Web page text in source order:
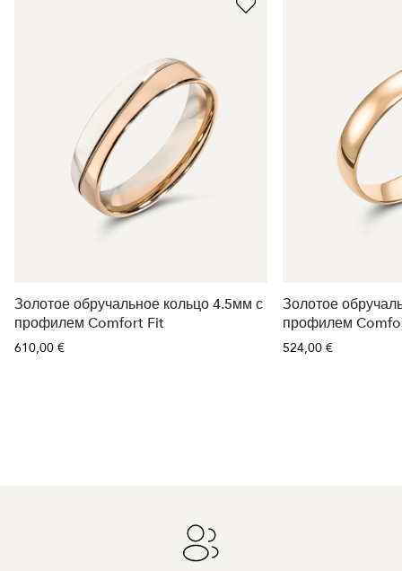
Золотое обручальное кольцо 4.5мм с
профилем Comfort Fit
610,00 €
Золотое
профилем
524,00 €